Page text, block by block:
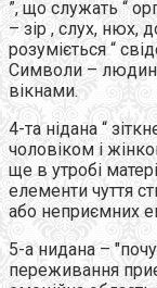
”, що служать “
– зір , слух, нюх,
розуміється “
Символи –
вікнами.
4-та нідана “
чоловіком і
ще в утробі
елементи чуття
або неприємних
5-а нидана –
переживання